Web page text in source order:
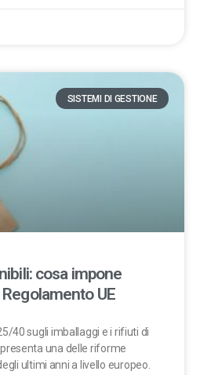
SISTEMI DI GESTIONE
cosa impone
UE
40 sugli imballaggi e i rifiuti di
una delle riforme
ultimi anni a livello europeo.